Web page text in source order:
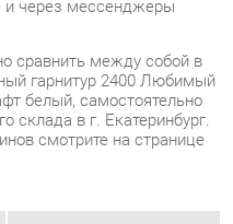
смотрите на странице
Есть
Есть